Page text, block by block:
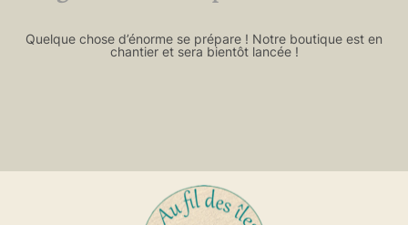
Quelque chose d’énorme se prépare ! Notre boutique est en
chantier et sera bientôt lancée !